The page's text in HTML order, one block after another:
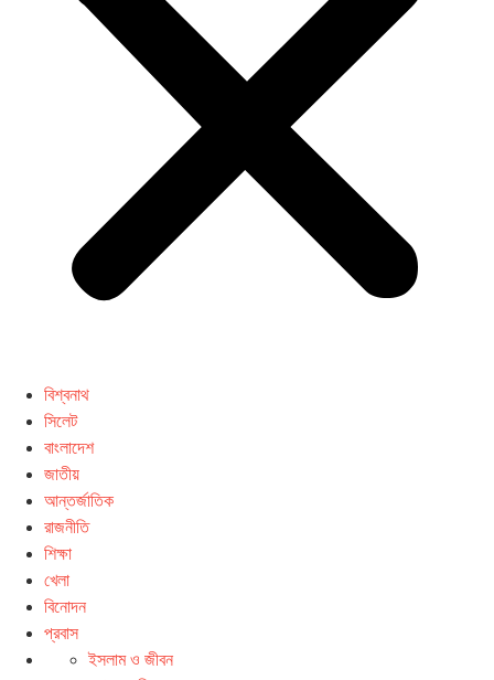
বিশ্বনাথ
সিলেট
বাংলাদেশ
জাতীয়
আন্তর্জাতিক
রাজনীতি
শিক্ষা
খেলা
বিনোদন
প্রবাস
ইসলাম ও জীবন